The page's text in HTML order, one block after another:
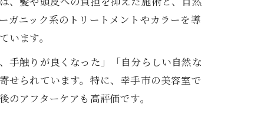
ガニック系のトリートメントやカラーを導
います。
手触りが良くなった」「自分らしい自然な
せられています。特に、幸手市の美容室で
アフターケアも高評価です。